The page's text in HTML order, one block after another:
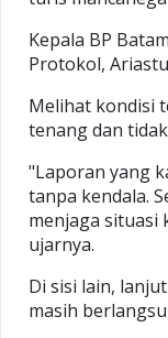
Kepala BP
Protokol,
Melihat kondisi
tenang dan
"Laporan yang
tanpa kendala.
menjaga situasi
ujarnya.
Di sisi lain,
masih